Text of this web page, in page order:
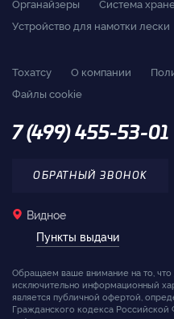
Органайзеры
Система
Устройство для намотки лески
Тохатсу О компании
Файлы cookie
7 (499) 455-53-01
ОБРАТНЫЙ ЗВОНОК
Видное
Пункты выдачи
Обращаем ваше внимание на то, что
исключительно информационный
является публичной офертой,
Гражданского кодекса